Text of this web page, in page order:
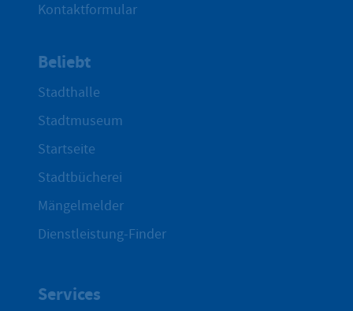
Kontaktformular
Beliebt
Stadthalle
Stadtmuseum
Startseite
Stadtbücherei
Mängelmelder
Dienstleistung-Finder
Services